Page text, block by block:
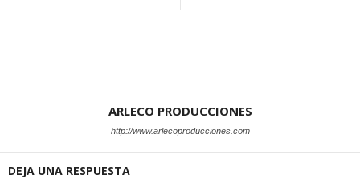
ARLECO PRODUCCIONES
http://www.arlecoproducciones.com
DEJA UNA RESPUESTA